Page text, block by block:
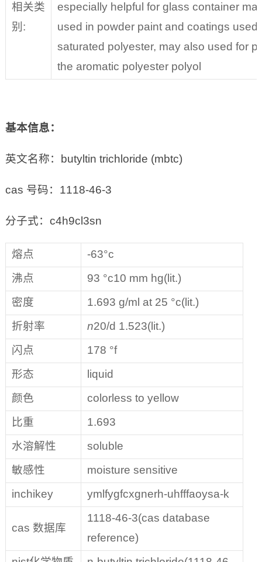
相关类
别:
especially helpful for glass container
used in powder paint and coatings used
saturated polyester, may also used for
the aromatic polyester polyol
基本信息：
英文名称：butyltin trichloride (mbtc)
cas 号码：1118-46-3
分子式：c4h9cl3sn
熔点
-63°c
沸点
93 °c10 mm hg(lit.)
密度
1.693 g/ml at 25 °c(lit.)
折射率
n20/d 1.523(lit.)
闪点
178 °f
形态
liquid
颜色
colorless to yellow
比重
1.693
水溶解性
soluble
敏感性
moisture sensitive
inchikey
ymlfygfcxgnerh-uhfffaoysa-k
cas 数据库
1118-46-3(cas database
reference)